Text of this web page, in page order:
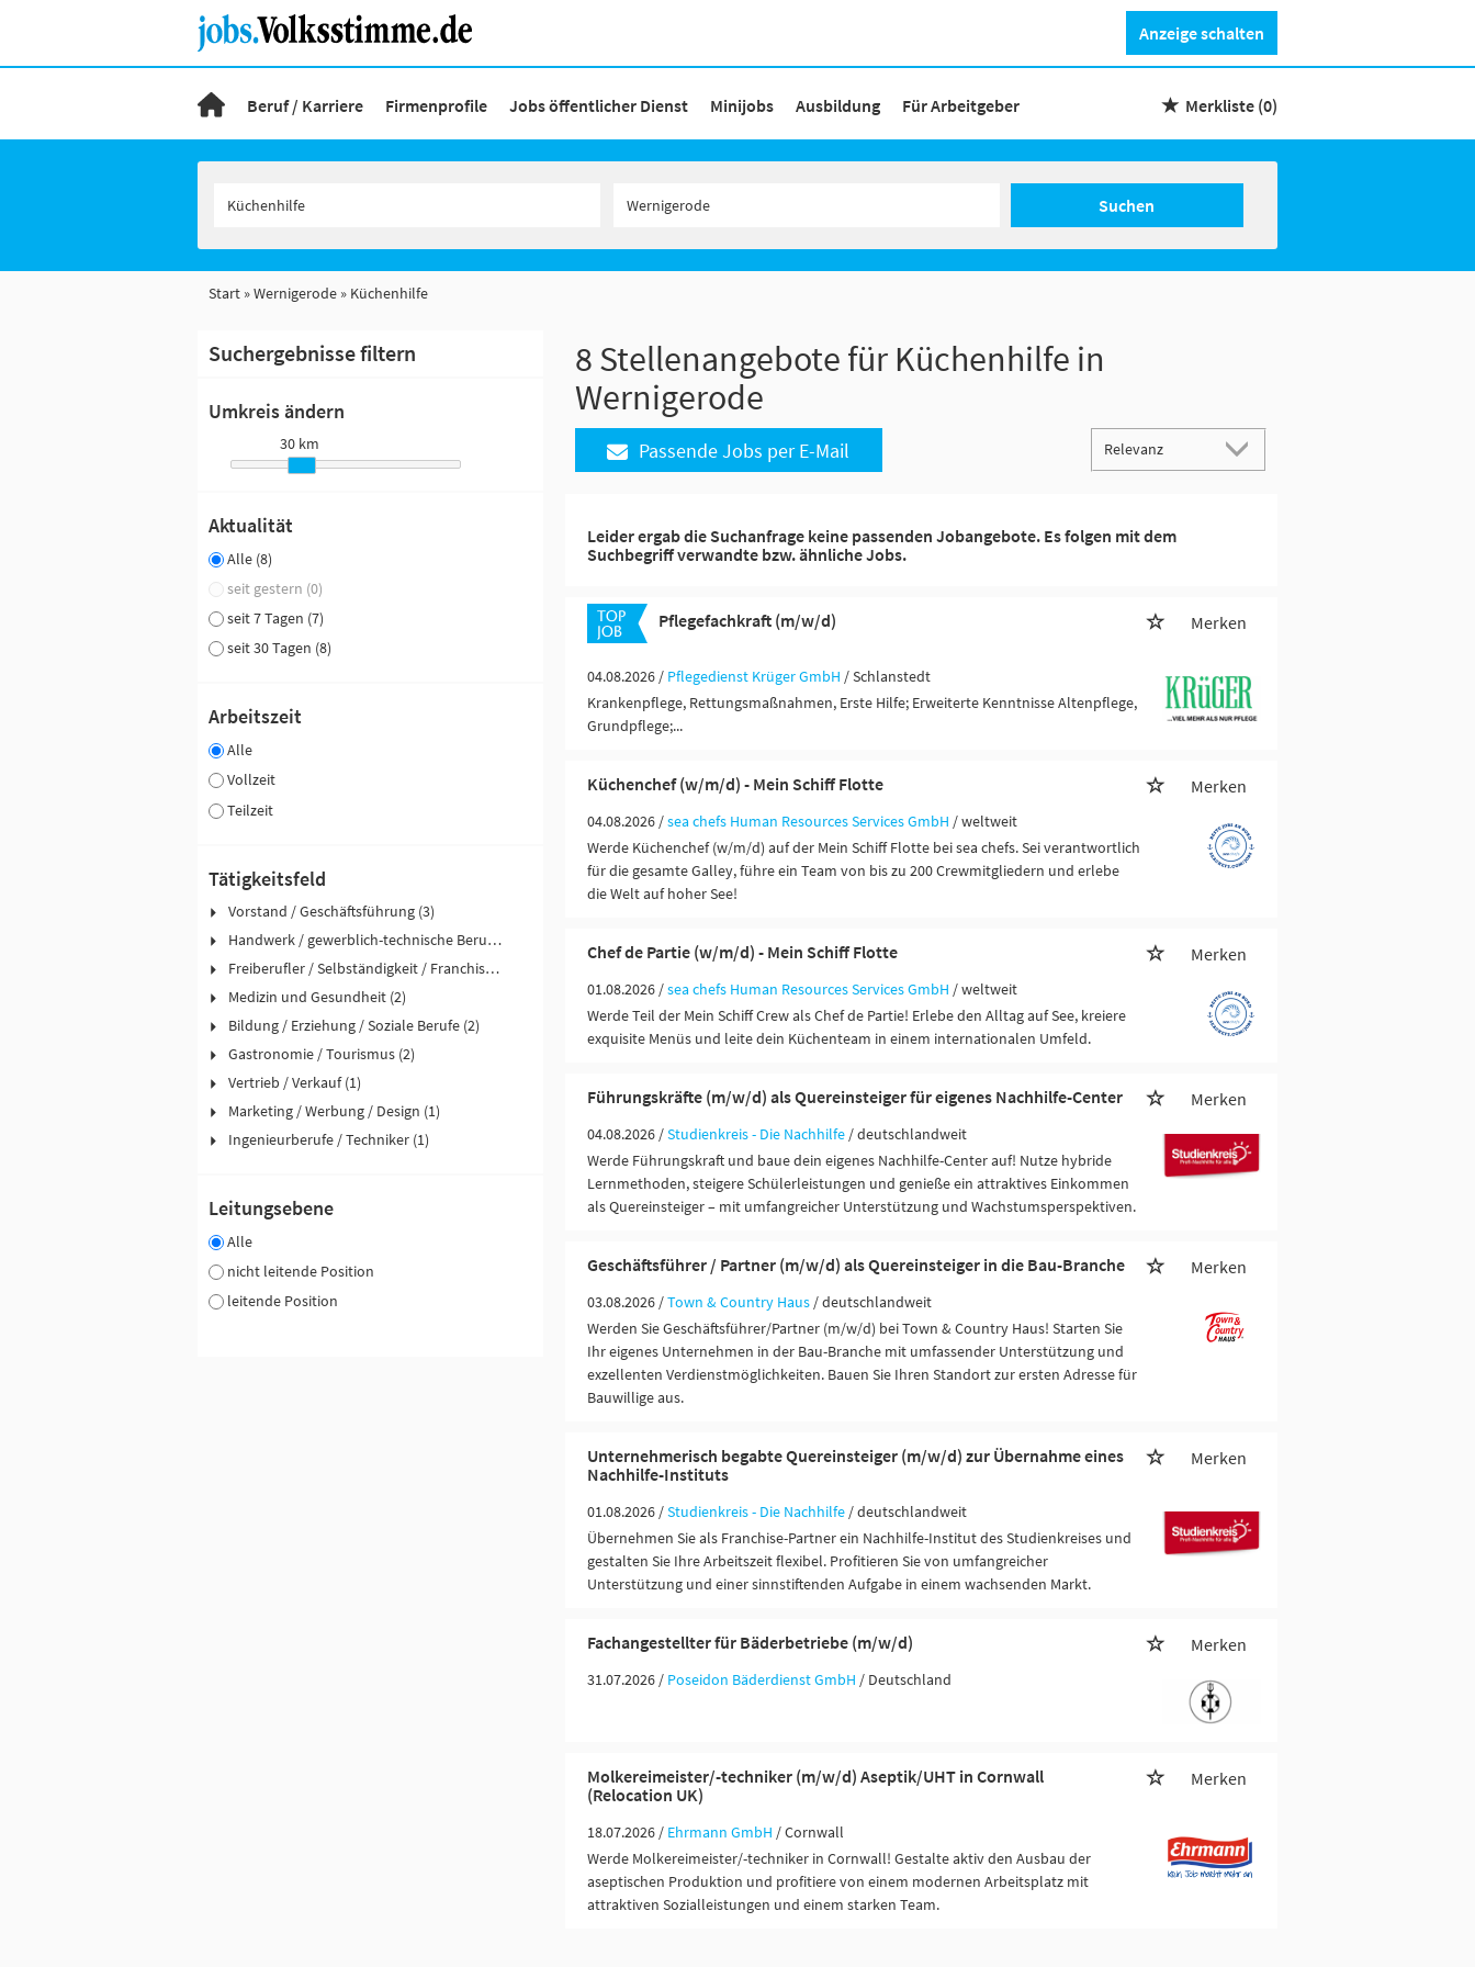
Anzeige schalten
Beruf / Karriere Firmenprofile Jobs öffentlicher Dienst Minijobs Ausbildung Für Arbeitgeber Merkliste (0)
Suchen
Start Wernigerode Küchenhilfe
Suchergebnisse filtern
Umkreis ändern
30 km
Aktualität
Alle (8)
seit gestern (0)
seit 7 Tagen (7)
seit 30 Tagen (8)
Arbeitszeit
Alle
Vollzeit
Teilzeit
Tätigkeitsfeld
Vorstand / Geschäftsführung (3)
Handwerk / gewerblich-technische Berufe (3)
Freiberufler / Selbständigkeit / Franchise (3)
Medizin und Gesundheit (2)
Bildung / Erziehung / Soziale Berufe (2)
Gastronomie / Tourismus (2)
Vertrieb / Verkauf (1)
Marketing / Werbung / Design (1)
Ingenieurberufe / Techniker (1)
Leitungsebene
Alle
nicht leitende Position
leitende Position
8 Stellenangebote für Küchenhilfe in
Wernigerode
Passende Jobs per E-Mail
Leider ergab die Suchanfrage keine passenden Jobangebote. Es folgen mit dem
Suchbegriff verwandte bzw. ähnliche Jobs.
Pflegefachkraft (m/w/d) Merken
04.08.2026 / Pflegedienst Krüger GmbH / Schlanstedt
Krankenpflege, Rettungsmaßnahmen, Erste Hilfe; Erweiterte Kenntnisse Altenpflege,
Grundpflege;...
Küchenchef (w/m/d) - Mein Schiff Flotte Merken
04.08.2026 /sea chefs Human Resources Services GmbH / weltweit
Werde Küchenchef (w/m/d) auf der Mein Schiff Flotte bei sea chefs. Sei verantwortlich
für die gesamte Galley, führe ein Team von bis zu 200 Crewmitgliedern und erlebe
die Welt auf hoher See!
Chef de Partie (w/m/d) - Mein Schiff Flotte Merken
01.08.2026 /sea chefs Human Resources Services GmbH / weltweit
Werde Teil der Mein Schiff Crew als Chef de Partie! Erlebe den Alltag auf See, kreiere
exquisite Menüs und leite dein Küchenteam in einem internationalen Umfeld.
Führungskräfte (m/w/d) als Quereinsteiger für eigenes Nachhilfe-Center Merken
04.08.2026 /Studienkreis - Die Nachhilfe / deutschlandweit
Werde Führungskraft und baue dein eigenes Nachhilfe-Center auf! Nutze hybride
Lernmethoden, steigere Schülerleistungen und genieße ein attraktives Einkommen
als Quereinsteiger – mit umfangreicher Unterstützung und Wachstumsperspektiven.
Geschäftsführer / Partner (m/w/d) als Quereinsteiger in die Bau-Branche Merken
03.08.2026 /Town & Country Haus / deutschlandweit
Werden Sie Geschäftsführer/Partner (m/w/d) bei Town & Country Haus! Starten Sie
Ihr eigenes Unternehmen in der Bau-Branche mit umfassender Unterstützung und
exzellenten Verdienstmöglichkeiten. Bauen Sie Ihren Standort zur ersten Adresse für
Bauwillige aus.
Unternehmerisch begabte Quereinsteiger (m/w/d) zur Übernahme eines
Nachhilfe-Instituts
Merken
01.08.2026 /Studienkreis - Die Nachhilfe / deutschlandweit
Übernehmen Sie als Franchise-Partner ein Nachhilfe-Institut des Studienkreises und
gestalten Sie Ihre Arbeitszeit flexibel. Profitieren Sie von umfangreicher
Unterstützung und einer sinnstiftenden Aufgabe in einem wachsenden Markt.
Fachangestellter für Bäderbetriebe (m/w/d) Merken
31.07.2026 / Poseidon Bäderdienst GmbH / Deutschland
Molkereimeister/-techniker (m/w/d) Aseptik/UHT in Cornwall
(Relocation UK)
Merken
18.07.2026 / Ehrmann GmbH / Cornwall
Werde Molkereimeister/-techniker in Cornwall! Gestalte aktiv den Ausbau der
aseptischen Produktion und profitiere von einem modernen Arbeitsplatz mit
attraktiven Sozialleistungen und einem starken Team.